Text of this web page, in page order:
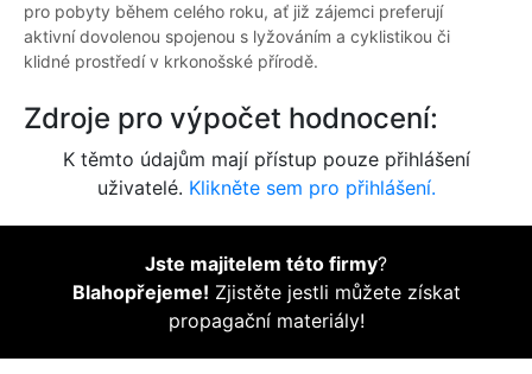
pro pobyty během celého roku, ať již zájemci preferují
aktivní dovolenou spojenou s lyžováním a cyklistikou či
klidné prostředí v krkonošské přírodě.
Zdroje pro výpočet hodnocení:
K těmto údajům mají přístup pouze přihlášení
uživatelé. Klikněte sem pro přihlášení.
Jste majitelem této firmy?
Blahopřejeme! Zjistěte jestli můžete získat
propagační materiály!